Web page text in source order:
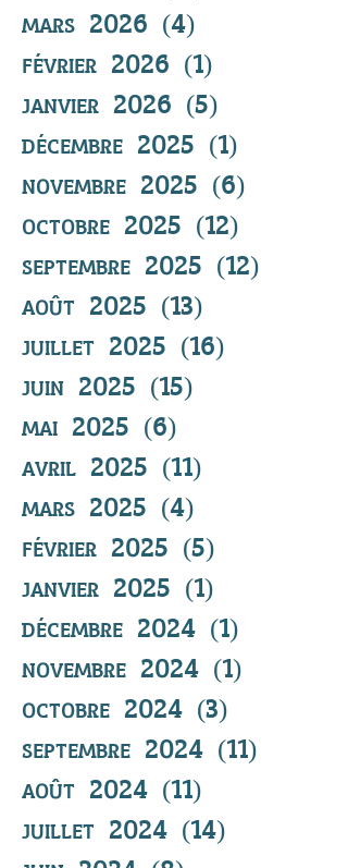
mars 2026 (4)
février 2026 (1)
janvier 2026 (5)
décembre 2025 (1)
novembre 2025 (6)
octobre 2025 (12)
septembre 2025 (12)
août 2025 (13)
juillet 2025 (16)
juin 2025 (15)
mai 2025 (6)
avril 2025 (11)
mars 2025 (4)
février 2025 (5)
janvier 2025 (1)
décembre 2024 (1)
novembre 2024 (1)
octobre 2024 (3)
septembre 2024 (11)
août 2024 (11)
juillet 2024 (14)